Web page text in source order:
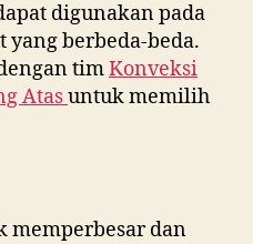
digunakan pada
yang berbeda-beda.
timKonveksi
Atasuntuk memilih
memperbesar dan